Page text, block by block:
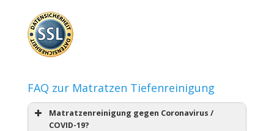
FAQ zur Matratzen Tiefenreinigung
Matratzenreinigung gegen Coronavirus /
COVID-19?